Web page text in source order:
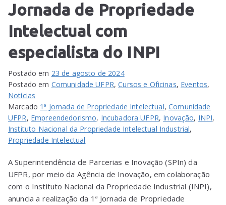
Jornada de Propriedade
Intelectual com
especialista do INPI
Postado em 23 de agosto de 2024
Postado em Comunidade UFPR,Cursos e Oficinas, Eventos,
Notícias
Marcado 1ª Jornada de Propriedade Intelectual,Comunidade
UFPR, Empreendedorismo, Incubadora UFPR, Inovação, INPI,
Instituto Nacional da Propriedade Intelectual Industrial,
Propriedade Intelectual
A Superintendência de Parcerias e Inovação (SPIn) da
UFPR, por meio da Agência de Inovação, em colaboração
com o Instituto Nacional da Propriedade Industrial (INPI),
anuncia a realização da 1ª Jornada de Propriedade